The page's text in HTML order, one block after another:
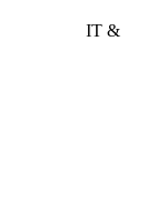
IT &